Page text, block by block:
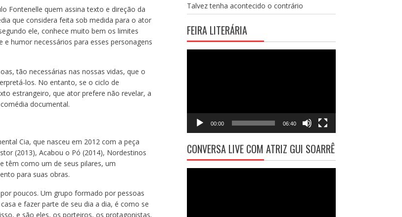
Fontenelle quem assina texto e direção da
que considera feita sob medida para o ator
ele, conhece muito bem os limites
humor necessários para esses personagens
tão necessárias nas nossas vidas, que o
los. No entanto, se o ciclo de
estrangeiro, que ator prefere não revelar, a
documental.
Cia, que nasceu em 2012 com a peça
(2013), Acabou o Pó (2014), Nordestinos
têm como um de seus pilares, um
para suas obras.
poucos. Um grupo formado por pessoas
e fazer parte de seu dia a dia, é como se
e são eles, os porteiros, os protagonistas.
Talvez tenha acontecido o contrário
FEIRA LITERÁRIA
00:00 06:40
CONVERSA LIVE COM ATRIZ GUI SOARRÊ